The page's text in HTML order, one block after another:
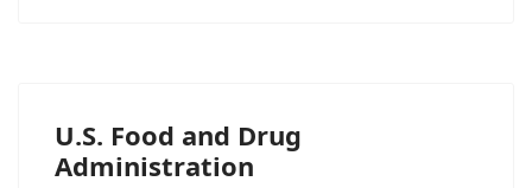
U.S. Food and Drug
Administration